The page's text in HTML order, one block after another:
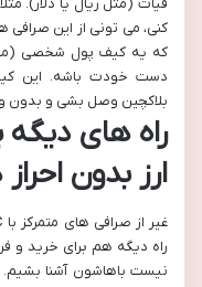
فیات (مثل ریال یا دلار).
کنی، می تونی از این صرافی
که یه کیف پول شخصی
دست خودت باشه. این
بلاکچین وصل بشی و بدون
راه های
ارز بدون
راه دیگه هم برای خرید و
نیست باهاشون آشنا بشیم.